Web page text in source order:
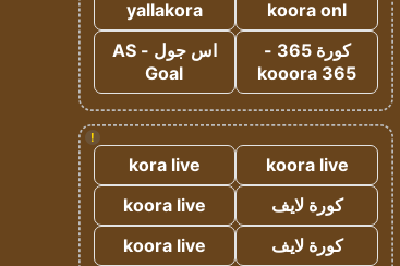
koora onl
yallakora
كورة 365 -
kooora 365
اس جول - AS
Goal
!
koora live
kora live
كورة لايف
koora live
كورة لايف
koora live